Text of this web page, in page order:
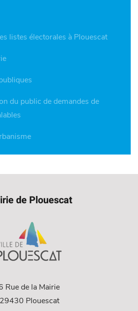
listes électorales à Plouescat
du public de demandes de
de Plouescat
Rue de la Mairie
29430 Plouescat